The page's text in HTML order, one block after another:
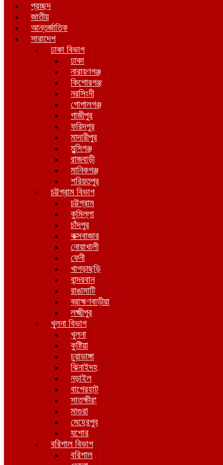
প্রচ্ছদ
জাতীয়
আন্তর্জাতিক
সারাদেশ
ঢাকা বিভাগ
ঢাকা
নারায়ণগঞ্জ
কিশোরগঞ্জ
নরসিংদী
গোপালগঞ্জ
গাজীপুর
ফরিদপুর
মাদারীপুর
মুন্সিগঞ্জ
রাজবাড়ী
মানিকগঞ্জ
শরিয়তপুর
চট্টগ্রাম বিভাগ
চট্টগ্রাম
কুমিল্লা
চাঁদপুর
কক্সবাজার
নোয়াখালী
ফেনী
খাগড়াছড়ি
বান্দরবান
রাঙামাটি
ব্রাহ্মণবাড়ীয়া
লক্ষ্মীপুর
খুলনা বিভাগ
খুলনা
কুষ্টিয়া
চুয়াডাঙ্গা
ঝিনাইদহ
নড়াইল
বাগেরহাট
সাতক্ষীরা
মাগুরা
মেহেরপুর
যশোর
বরিশাল বিভাগ
বরিশাল